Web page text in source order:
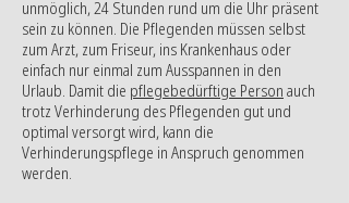
unmöglich, 24 Stunden rund um die Uhr präsent
sein zu können. Die Pflegenden müssen selbst
zum Arzt, zum Friseur, ins Krankenhaus oder
einfach nur einmal zum Ausspannen in den
Urlaub. Damit die pflegebedürftige Person auch
trotz Verhinderung des Pflegenden gut und
optimal versorgt wird, kann die
Verhinderungspflege in Anspruch genommen
werden.